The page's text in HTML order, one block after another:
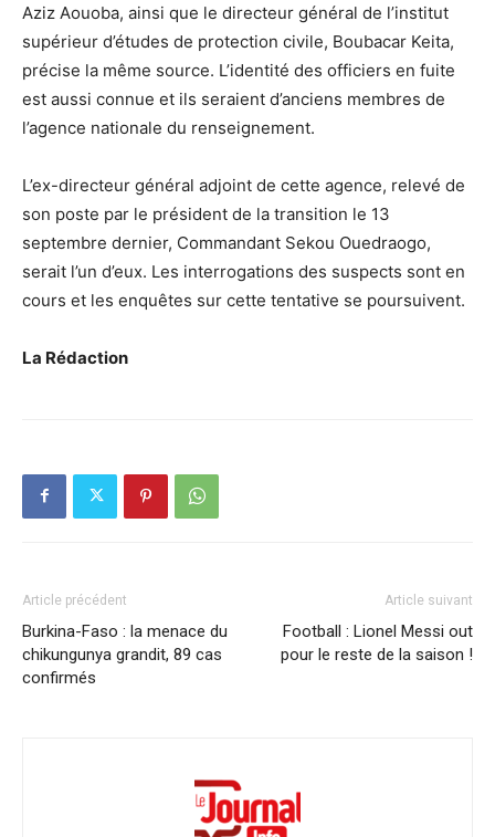
Aziz Aouoba, ainsi que le directeur général de l’institut
supérieur d’études de protection civile, Boubacar Keita,
précise la même source. L’identité des officiers en fuite
est aussi connue et ils seraient d’anciens membres de
l’agence nationale du renseignement.
L’ex-directeur général adjoint de cette agence, relevé de
son poste par le président de la transition le 13
septembre dernier, Commandant Sekou Ouedraogo,
serait l’un d’eux. Les interrogations des suspects sont en
cours et les enquêtes sur cette tentative se poursuivent.
La Rédaction
Article précédent
Burkina-Faso : la menace du
chikungunya grandit, 89 cas
confirmés
Article suivant
Football : Lionel Messi out
pour le reste de la saison !